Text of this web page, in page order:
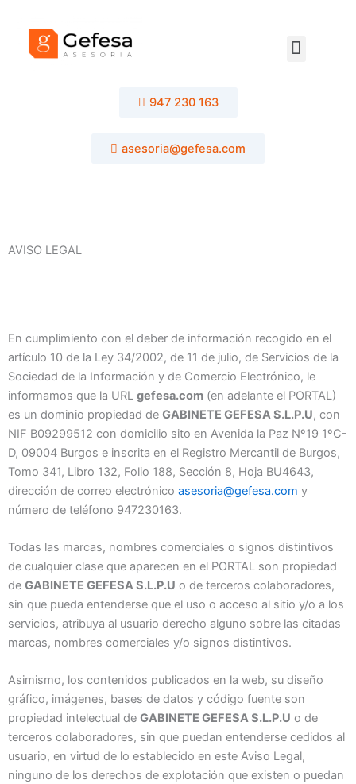
contenido
Menu
947 230 163
asesoria@gefesa.com
AVISO LEGAL
En cumplimiento con el deber de información recogido en el
artículo 10 de la Ley 34/2002, de 11 de julio, de Servicios de la
Sociedad de la Información y de Comercio Electrónico, le
informamos que la URL gefesa.com (en adelante el PORTAL)
es un dominio propiedad de GABINETE GEFESA S.L.P.U, con
NIF B09299512 con domicilio sito en Avenida la Paz Nº19 1ºC-
D, 09004 Burgos e inscrita en el Registro Mercantil de Burgos,
Tomo 341, Libro 132, Folio 188, Sección 8, Hoja BU4643,
dirección de correo electrónico asesoria@gefesa.com y
número de teléfono 947230163.
Todas las marcas, nombres comerciales o signos distintivos
de cualquier clase que aparecen en el PORTAL son propiedad
de GABINETE GEFESA S.L.P.U o de terceros colaboradores,
sin que pueda entenderse que el uso o acceso al sitio y/o a los
servicios, atribuya al usuario derecho alguno sobre las citadas
marcas, nombres comerciales y/o signos distintivos.
Asimismo, los contenidos publicados en la web, su diseño
gráfico, imágenes, bases de datos y código fuente son
propiedad intelectual de GABINETE GEFESA S.L.P.U o de
terceros colaboradores, sin que puedan entenderse cedidos al
usuario, en virtud de lo establecido en este Aviso Legal,
ninguno de los derechos de explotación que existen o puedan